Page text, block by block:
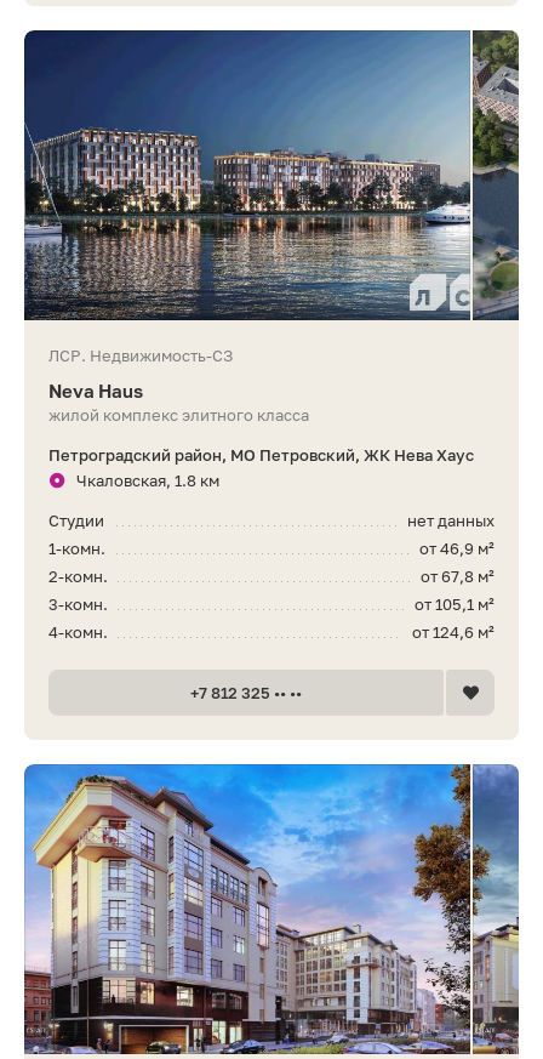
ЛСР. Недвижимость-СЗ
Neva Haus
жилой комплекс элитного класса
Петроградский район, МО Петровский, ЖК Нева Хаус
Чкаловская, 1.8 км
нет данных
Студии
от 46,9 м²
1-комн.
от 67,8 м²
2-комн.
от 105,1 м²
3-комн.
от 124,6 м²
4-комн.
+7 812 325 •• ••